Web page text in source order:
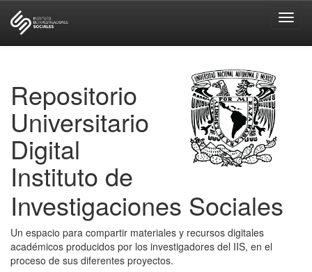
Repositorio
Universitario
Digital
Instituto de
Investigaciones Sociales
Un espacio para compartir materiales y recursos digitales
académicos producidos por los investigadores del IIS, en el
proceso de sus diferentes proyectos.